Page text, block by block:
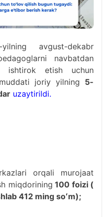
avgust-dekabr
navbatdan
ishtirok etish uchun
joriy yilning 5-
uzaytirildi.
orqali murojaat
miqdorining 100 foizi (
412 ming soʻm);